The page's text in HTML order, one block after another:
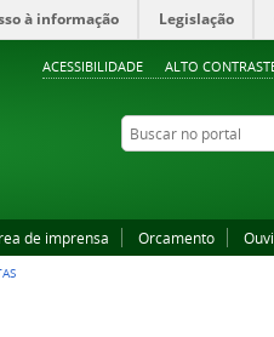
ACESSIBILIDADE ALTO
à informação Legislação
Buscar no portal
de imprensa Orcamento